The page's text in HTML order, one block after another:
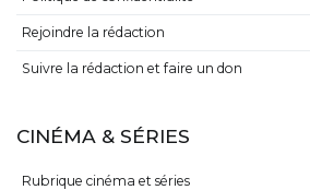
Rejoindre la rédaction
Suivre la rédaction et faire un don
CINÉMA & SÉRIES
Rubrique cinéma et séries